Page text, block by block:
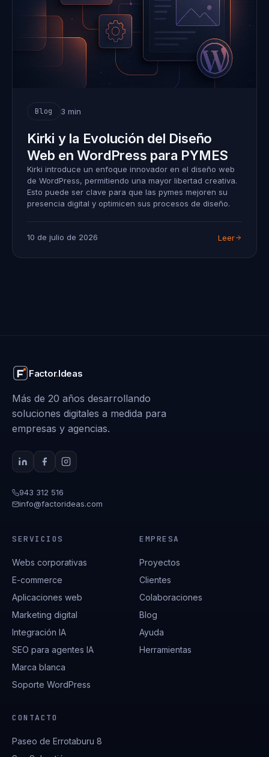
Blog 3 min
Kirki y la Evolución del Diseño
Web en WordPress para PYMES
Kirki introduce un enfoque innovador en el diseño web
de WordPress, permitiendo una mayor libertad creativa.
Esto puede ser clave para que las pymes mejoren su
presencia digital y optimicen sus procesos de diseño.
10 de julio de 2026 Leer
Factor.Ideas
Más de 20 años desarrollando
soluciones digitales a medida para
empresas y agencias.
943 312 516
info@factorideas.com
SERVICIOS
Webs corporativas
E-commerce
Aplicaciones web
Marketing digital
Integración IA
SEO para agentes IA
Marca blanca
Soporte WordPress
EMPRESA
Proyectos
Clientes
Colaboraciones
Blog
Ayuda
Herramientas
CONTACTO
Paseo de Errotaburu 8